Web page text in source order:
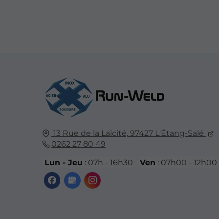
13 Rue de la Laïcité, 97427 L'Étang-Salé
0262 27 80 49
Lun - Jeu : 07h - 16h30 Ven : 07h00 - 12h00